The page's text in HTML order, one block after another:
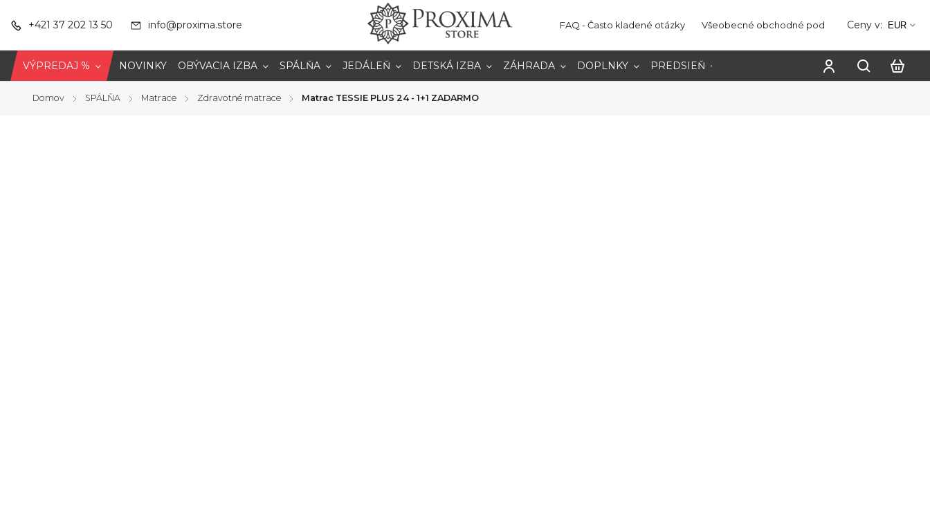
+421 37 202 13 50 info@proxima.store FAQ - Často kladené otázky Všeobecné obchodné podmienky Ochrana
Ceny v: EUR
VÝPREDAJ % NOVINKY OBÝVACIA IZBA SPÁLŇA JEDÁLEŇ DETSKÁ IZBA ZÁHRADA DOPLNKY PREDSIEŇ
Domov / SPÁLŇA / Matrace / Zdravotné matrace / Matrac TESSIE PLUS 24 - 1+1 ZADARMO